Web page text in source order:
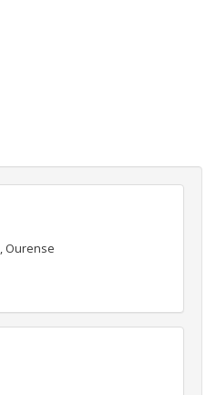
, Ourense